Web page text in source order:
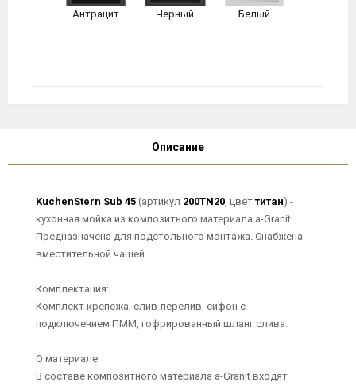
Антрацит Черный Белый
Описание
KuchenStern Sub 45 (артикул 200TN20, цветтитан) -
кухонная мойка из композитного материала a-Granit.
Предназначена для подстольного монтажа. Снабжена
вместительной чашей.
Комплектация:
Комплект крепежа, слив-перелив, сифон с
подключением ПММ, гофрированный шланг слива.
О материале:
В составе композитного материала a-Granit входят